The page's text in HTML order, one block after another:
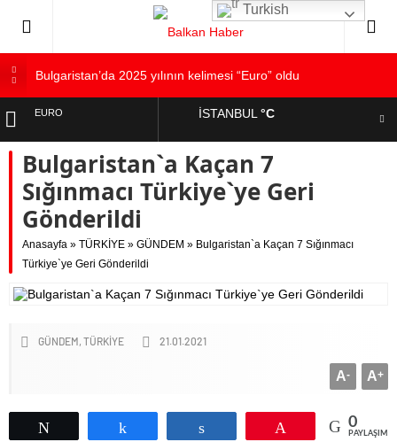
Bulgaristan’da 2025 yılının kelimesi “Euro” oldu
Bulgaristan’dan İspanya’ya destek
Varna’da grip salgını alarmı: Okullarda eğitime ara verildi
Bulgaristan’da Emeklilikten Sonra Çalışan Sayısı Artıyor
EURO
ALTIN
DOLAR
İSTANBUL°C
Bulgaristan`a Kaçan 7
Sığınmacı Türkiye`ye Geri
Gönderildi
Anasayfa » TÜRKİYE » GÜNDEM » Bulgaristan`a Kaçan 7 Sığınmacı
Türkiye`ye Geri Gönderildi
GÜNDEM TÜRKİYE 21.01.2021
A+
A-
0
Turkish